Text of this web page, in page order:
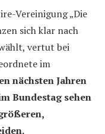
Vereinigung „Die
sich klar nach
vertut bei
im
nächsten Jahren
Bundestag sehen